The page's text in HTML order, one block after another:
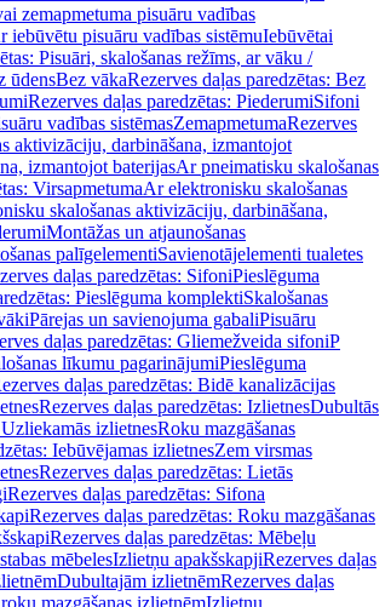
zemapmetuma pisuāru vadības
iebūvētu pisuāru vadības sistēmuIebūvētai
Pisuāri, skalošanas režīms, ar vāku /
ūdensBez vākaRezerves daļas paredzētas: Bez
Rezerves daļas paredzētas: PiederumiSifoni
vadības sistēmasZemapmetumaRezerves
aktivizāciju, darbināšana, izmantojot
izmantojot baterijasAr pneimatisku skalošanas
VirsapmetumaAr elektronisku skalošanas
skalošanas aktivizāciju, darbināšana,
Montāžas un atjaunošanas
palīgelementiSavienotājelementi tualetes
daļas paredzētas: SifoniPieslēguma
Pieslēguma komplektiSkalošanas
Pārejas un savienojuma gabaliPisuāru
daļas paredzētas: Gliemežveida sifoniP
līkumu pagarinājumiPieslēguma
daļas paredzētas: Bidē kanalizācijas
Rezerves daļas paredzētas: IzlietnesDubultās
izlietnesRoku mazgāšanas
Iebūvējamas izlietnesZem virsmas
Rezerves daļas paredzētas: Lietās
Rezerves daļas paredzētas: Sifona
Rezerves daļas paredzētas: Roku mazgāšanas
Rezerves daļas paredzētas: Mēbeļu
mēbelesIzlietņu apakšskapjiRezerves daļas
Dubultajām izlietnēmRezerves daļas
mazgāšanas izlietnēmIzlietņu